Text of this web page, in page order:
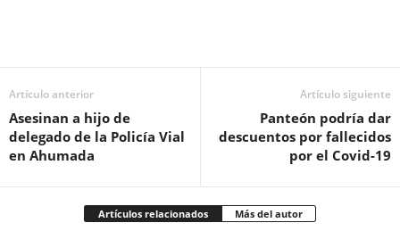
Artículo anterior
Asesinan a hijo de
delegado de la Policía Vial
en Ahumada
Artículo siguiente
Panteón podría dar
descuentos por fallecidos
por el Covid-19
Artículos relacionados Más del autor